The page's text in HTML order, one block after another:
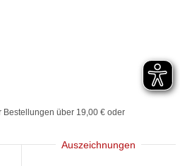
Bestellungen über 19,00 € oder
Auszeichnungen